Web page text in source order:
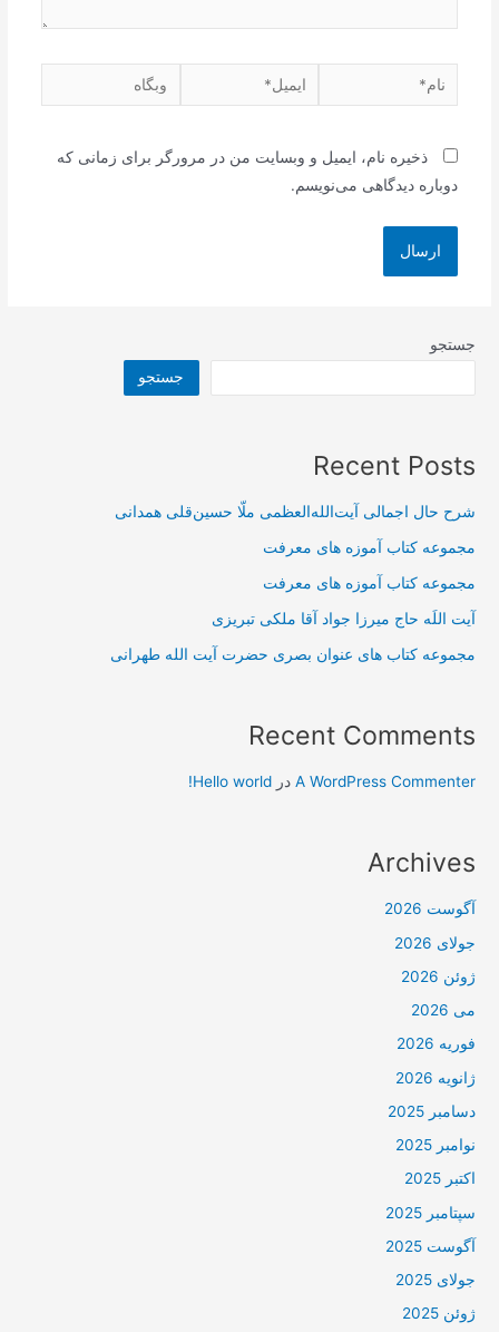
نام* ایمیل* وبگاه
ذخیره نام، ایمیل و وبسایت من در مرورگر برای زمانی که
دوباره دیدگاهی می‌نویسم.
جستجو
جستجو
Recent Posts
شرح حال اجمالی آیت‌الله‌العظمی ملّا حسین‌قلی همدانی
مجموعه کتاب آموزه های معرفت
مجموعه کتاب آموزه های معرفت
آیت اللَه حاج میرزا جواد آقا ملکی تبریزی
مجموعه کتاب های عنوان بصری حضرت آیت الله طهرانی
Recent Comments
A WordPress Commenter درHello world!
Archives
آگوست 2026
جولای 2026
ژوئن 2026
می 2026
فوریه 2026
ژانویه 2026
دسامبر 2025
نوامبر 2025
اکتبر 2025
سپتامبر 2025
آگوست 2025
جولای 2025
ژوئن 2025